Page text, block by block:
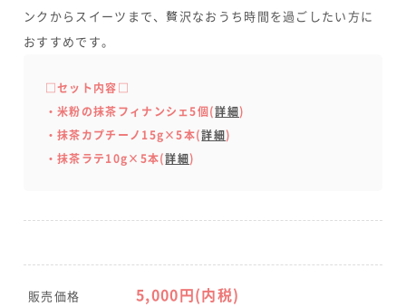
ンクからスイーツまで、贅沢なおうち時間を過ごしたい方に
おすすめです。
□セット内容□
・米粉の抹茶フィナンシェ5個(詳細)
・抹茶カプチーノ15g×5本(詳細)
・抹茶ラテ10g×5本(詳細)
販売価格 5,000円(内税)